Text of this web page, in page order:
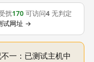
扰170 可访问4 无判定
试网址 →
一：已测试主机中